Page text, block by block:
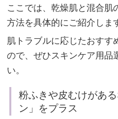
も
混
合
肌
ス
キ
ここでは、乾燥肌と混合肌
方法を具体的にご紹介しま
肌トラブルに応じたおすす
ので、ぜひスキンケア用品
い。
粉ふきや皮むけがあ
ン」をプラス